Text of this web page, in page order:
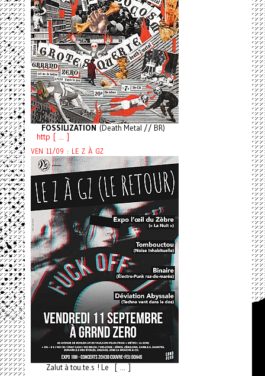
FOSSILIZATION (Death Metal // BR)
http [ ... ]
VEN 11/09 : LE Z À GZ
Zalut à tou.te.s ! Le [ ... ]